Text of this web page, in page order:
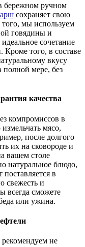
бережном ручном
сохраняет свою
мы используем
говядины и
сочетание
Кроме того, в составе
вкусу
полной мере, без
качества
компромиссов в
мясо,
после долгого
их на сковороде и
вашем столе
натуральное блюдо,
в
свежесть и
всегда сможете
или ужина.
не